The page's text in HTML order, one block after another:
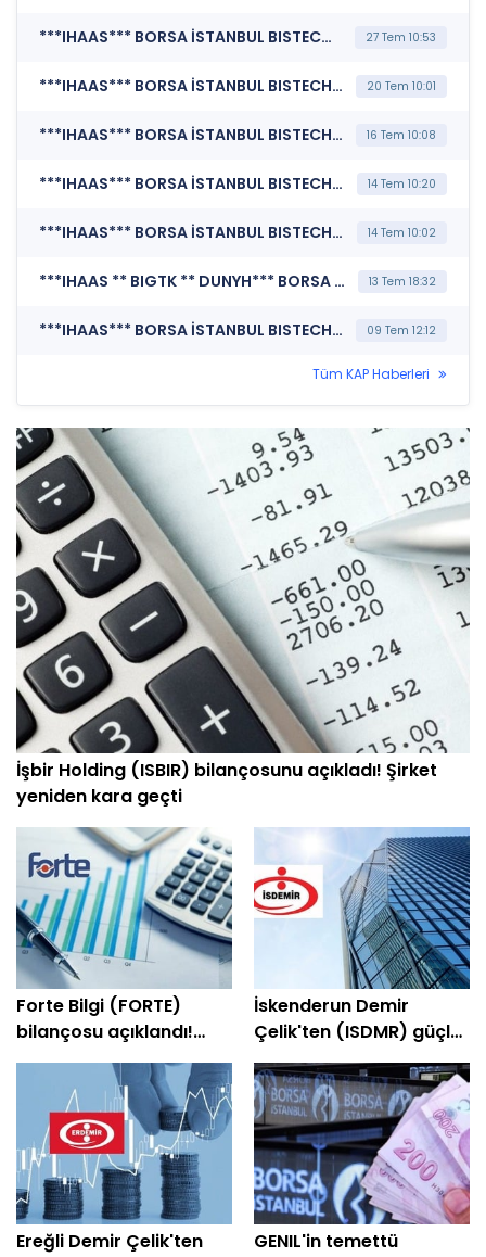
***IHAAS*** BORSA İSTANBUL BISTECH DEVRE KESİCİ UYGULAMASI (Pay Bazında Devre Kesici Bildirimi) 27 Tem 10:53
***IHAAS*** BORSA İSTANBUL BISTECH DEVRE KESİCİ UYGULAMASI (Pay Bazında Devre Kesici Bildirimi) 20 Tem 10:01
***IHAAS*** BORSA İSTANBUL BISTECH DEVRE KESİCİ UYGULAMASI (Pay Bazında Devre Kesici Bildirimi) 16 Tem 10:08
***IHAAS*** BORSA İSTANBUL BISTECH DEVRE KESİCİ UYGULAMASI (Pay Bazında Devre Kesici Bildirimi) 14 Tem 10:20
***IHAAS*** BORSA İSTANBUL BISTECH DEVRE KESİCİ UYGULAMASI (Pay Bazında Devre Kesici Bildirimi) 14 Tem 10:02
***IHAAS ** BIGTK ** DUNYH*** BORSA İSTANBUL A.Ş. (BISTECH Pay Piyasası Alım Satım Sistemi Duyurusu) 13 Tem 18:32
***IHAAS*** BORSA İSTANBUL BISTECH DEVRE KESİCİ UYGULAMASI (Pay Bazında Devre Kesici Bildirimi) 09 Tem 12:12
Tüm KAP Haberleri
İşbir Holding (ISBIR) bilançosunu açıkladı! Şirket
yeniden kara geçti
Forte Bilgi (FORTE)
bilançosu açıklandı!
Şirket yeniden kâra
İskenderun Demir
Çelik'ten (ISDMR) güçlü
bilanço! Net kâr yüzde
203 arttı
Ereğli Demir Çelik'ten
GENIL'in temettü